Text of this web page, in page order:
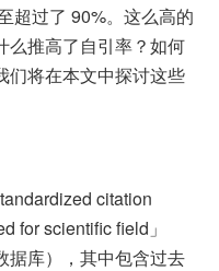
超过了 90%。这么高的
么推高了自引率？如何
们将在本文中探讨这些
citation
for scientific field」
据库），其中包含过去